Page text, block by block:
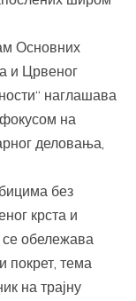
Основних
и Црвеног
наглашава
на
деловања,
без
крста и
се обележава
покрет, тема
на трајну